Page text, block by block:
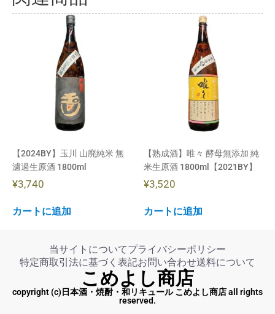
【2024BY】玉川 山廃純米 無
濾過生原酒 1800ml
¥3,740
カートに追加
【熟成酒】唯々 酵母無添加 純
米生原酒 1800ml【2021BY】
¥3,520
カートに追加
当サイトについてプライバシーポリシー
特定商取引法に基づく表記お問い合わせ送料について
こめよし商店
copyright (c)日本酒・焼酎・和リキュール こめよし商店 all rights
reserved.